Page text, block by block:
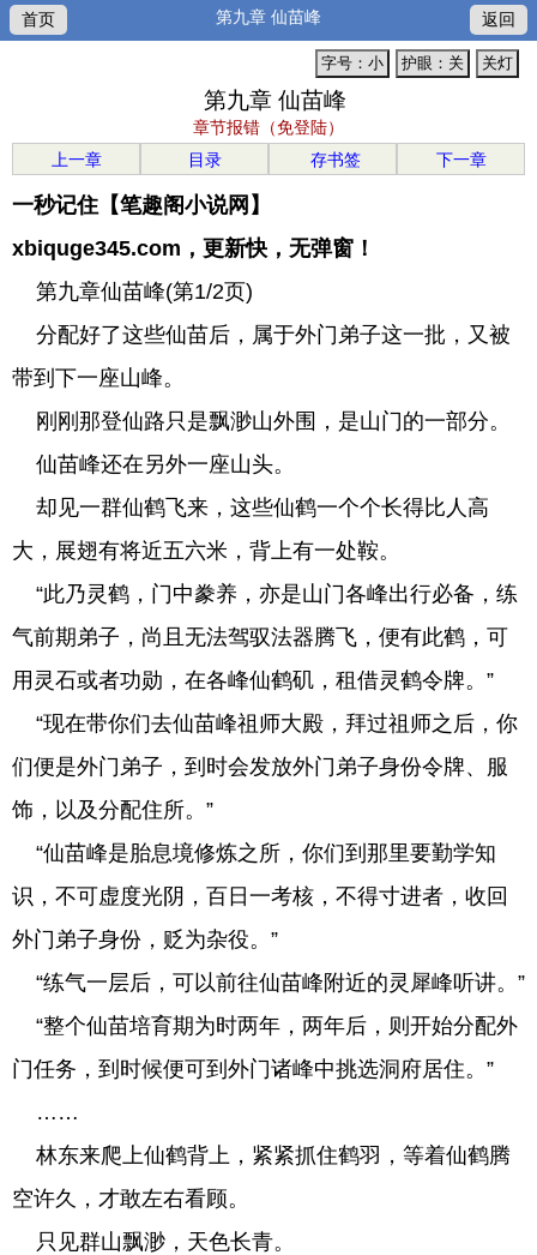
首页 第九章 仙苗峰 返回
关灯
护眼：关
字号：小
第九章 仙苗峰
章节报错（免登陆）
上一章
目录 存书签 下一章
一秒记住【笔趣阁小说网】
xbiquge345.com，更新快，无弹窗！
第九章仙苗峰(第1/2页)
分配好了这些仙苗后，属于外门弟子这一批，又被
带到下一座山峰。
刚刚那登仙路只是飘渺山外围，是山门的一部分。
仙苗峰还在另外一座山头。
却见一群仙鹤飞来，这些仙鹤一个个长得比人高
大，展翅有将近五六米，背上有一处鞍。
“此乃灵鹤，门中豢养，亦是山门各峰出行必备，练
气前期弟子，尚且无法驾驭法器腾飞，便有此鹤，可
用灵石或者功勋，在各峰仙鹤矶，租借灵鹤令牌。”
“现在带你们去仙苗峰祖师大殿，拜过祖师之后，你
们便是外门弟子，到时会发放外门弟子身份令牌、服
饰，以及分配住所。”
“仙苗峰是胎息境修炼之所，你们到那里要勤学知
识，不可虚度光阴，百日一考核，不得寸进者，收回
外门弟子身份，贬为杂役。”
“练气一层后，可以前往仙苗峰附近的灵犀峰听讲。”
“整个仙苗培育期为时两年，两年后，则开始分配外
门任务，到时候便可到外门诸峰中挑选洞府居住。”
……
林东来爬上仙鹤背上，紧紧抓住鹤羽，等着仙鹤腾
空许久，才敢左右看顾。
只见群山飘渺，天色长青。